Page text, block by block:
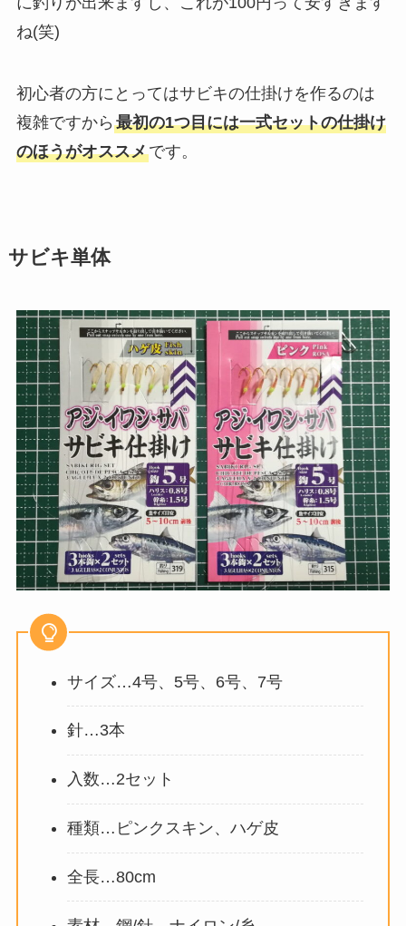
ね(笑)
初心者の方にとってはサビキの仕掛けを作るのは
複雑ですから 最初の1つ目には一式セットの仕掛け
のほうがオススメです。
サビキ単体
サイズ…4号、5号、6号、7号
針…3本
入数…2セット
種類…ピンクスキン、ハゲ皮
全長…80cm